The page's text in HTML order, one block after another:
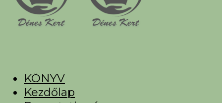
KÖNYV
Kezdőlap